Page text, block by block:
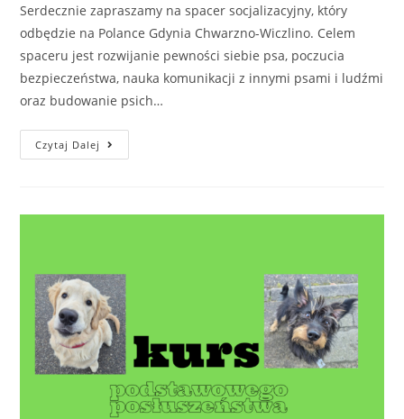
Serdecznie zapraszamy na spacer socjalizacyjny, który
odbędzie na Polance Gdynia Chwarzno-Wiczlino. Celem
spaceru jest rozwijanie pewności siebie psa, poczucia
bezpieczeństwa, nauka komunikacji z innymi psami i ludźmi
oraz budowanie psich…
Czytaj Dalej Spacer
Socjalizacyjny